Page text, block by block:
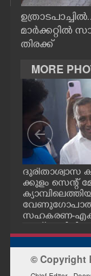
CINEMA
PHOTOS
LIFESTYLE
SPIRITUAL
INFO+
ART
മാർക്കറ്റിൽ
തിരക്ക്
MORE
ദുരിതാശ്വാസ
ക്കുളം സെന്റ്
വേണുഗോപാൽ
സഹകരണ-
ന്നിവർ സമീപം
© Copyright